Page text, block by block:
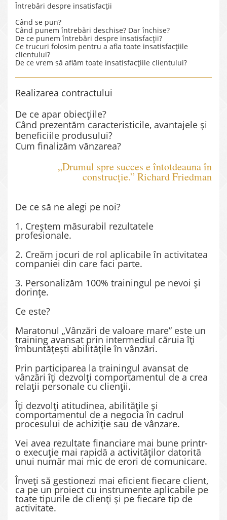
Întrebări despre insatisfacții
Când se pun?
Când punem întrebări deschise? Dar închise?
De ce punem întrebări despre insatisfacții?
Ce trucuri folosim pentru a afla toate insatisfacțiile
clientului?
De ce vrem să aflăm toate insatisfacțiile clientului?
Realizarea contractului
De ce apar obiecțiile?
Când prezentăm caracteristicile, avantajele și
beneficiile produsului?
Cum finalizăm vănzarea?
„Drumul spre succes e întotdeauna în
construcţie.” Richard Friedman
De ce să ne alegi pe noi?
1. Creștem măsurabil rezultatele
profesionale.
2. Creăm jocuri de rol aplicabile în activitatea
companiei din care faci parte.
3. Personalizăm 100% trainingul pe nevoi și
dorințe.
Ce este?
Maratonul „Vânzări de valoare mare” este un
training avansat prin intermediul căruia îți
îmbuntățești abilitățile în vânzări.
Prin participarea la trainingul avansat de
vânzări îți dezvolți comportamentul de a crea
relații personale cu clienții.
Îți dezvolți atitudinea, abilitățile și
comportamentul de a negocia în cadrul
procesului de achiziție sau de vânzare.
Vei avea rezultate financiare mai bune printr-
o execuție mai rapidă a activităților datorită
unui număr mai mic de erori de comunicare.
Înveți să gestionezi mai eficient fiecare client,
ca pe un proiect cu instrumente aplicabile pe
toate tipurile de clienți și pe fiecare tip de
activitate.